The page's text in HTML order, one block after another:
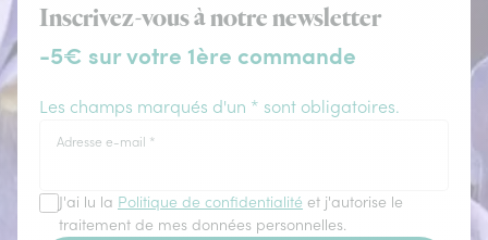
Inscrivez-vous à notre newsletter
-5€ sur votre 1ère commande
Les champs marqués d'un * sont obligatoires.
Adresse e-mail *
J'ai lu la Politique de confidentialité et j'autorise le
traitement de mes données personnelles.